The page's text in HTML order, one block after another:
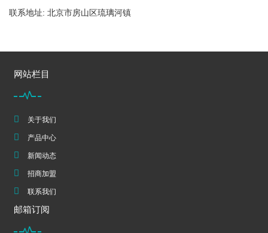
联系地址: 北京市房山区琉璃河镇
网站栏目
关于我们
产品中心
新闻动态
招商加盟
联系我们
邮箱订阅